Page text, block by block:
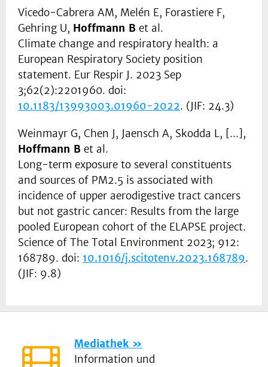
Vicedo-Cabrera AM, Melén E, Forastiere F,
Gehring U, Hoffmann B et al.
Climate change and respiratory health: a
European Respiratory Society position
statement. Eur Respir J. 2023 Sep
3;62(2):2201960. doi:
10.1183/13993003.01960-2022. (JIF: 24.3)
Weinmayr G, Chen J, Jaensch A, Skodda L, [...],
Hoffmann B et al.
Long-term exposure to several constituents
and sources of PM2.5 is associated with
incidence of upper aerodigestive tract cancers
but not gastric cancer: Results from the large
pooled European cohort of the ELAPSE project.
Science of The Total Environment 2023; 912:
168789. doi: 10.1016/j.scitotenv.2023.168789.
(JIF: 9.8)
Mediathek
Information und